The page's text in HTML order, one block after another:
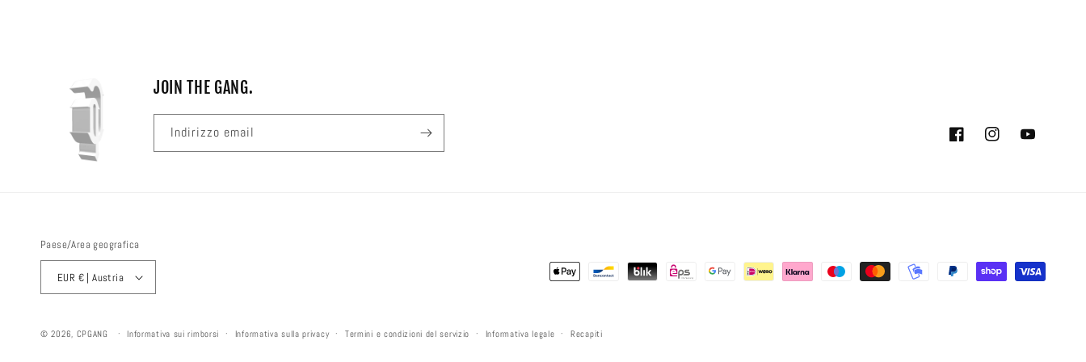
JOIN THE GANG.
Indirizzo email
FacebookInstagramYouTube
Paese/Area geografica
EUR € | Austria
Metodi
© 2026, CPGANG Informativa sui rimborsi Informativa sulla privacy Termini e condizioni del servizio Informativa legale Recapiti